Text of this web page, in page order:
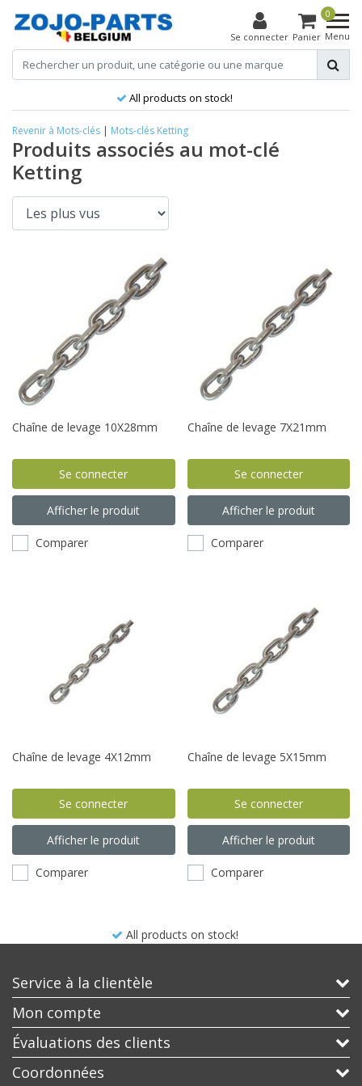
Se connecter
0
Panier Menu
All products on stock!
Revenir à Mots-clés | Mots-clés Ketting
Produits associés au mot-clé
Ketting
Chaîne de levage 10X28mm
Se connecter
Afficher le produit
Comparer
Chaîne de levage 7X21mm
Se connecter
Afficher le produit
Comparer
Chaîne de levage 4X12mm
Se connecter
Afficher le produit
Comparer
Chaîne de levage 5X15mm
Se connecter
Afficher le produit
Comparer
All products on stock!
Service à la clientèle
Mon compte
Évaluations des clients
Coordonnées